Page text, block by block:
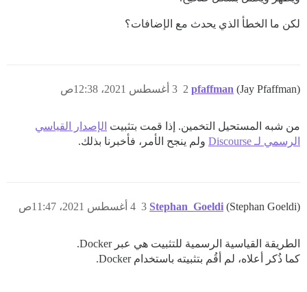
لكن ما الخطأ الذي يحدث مع الإضافات؟
pfaffman (Jay Pfaffman) 3 أغسطس 2021، 12:38ص 2
من شبه المستحيل التخمين. إذا قمت بتثبيت الإصدار القياسي
الرسمي لـ Discourse
ولم ينجح الأمر، فأخبرنا بذلك.
Stephan_Goeldi (Stephan Goeldi) 4 أغسطس 2021، 11:47ص 3
الطريقة القياسية الرسمية للتثبيت هي عبر Docker.
كما ذُكر أعلاه، لم أقُم بتثبيته باستخدام Docker.